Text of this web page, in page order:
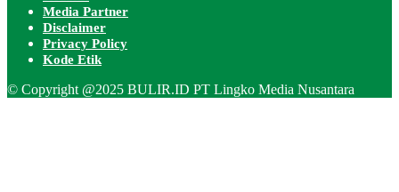
Media Partner
Disclaimer
Privacy Policy
Kode Etik
© Copyright @2025 BULIR.ID PT Lingko Media Nusantara